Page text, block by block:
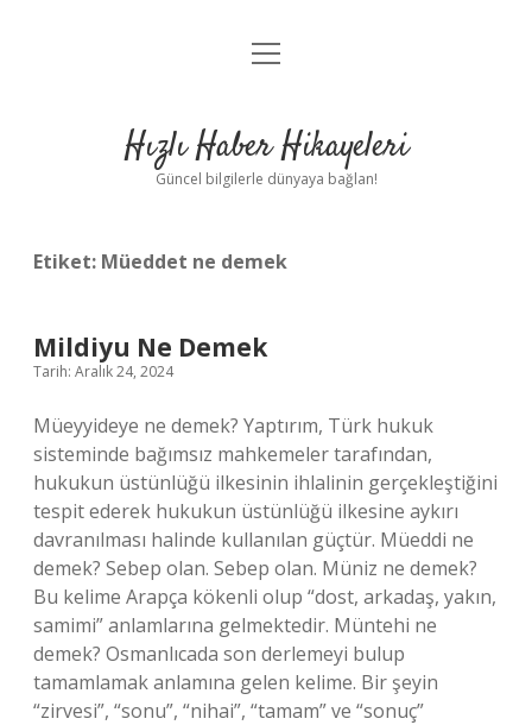
Anasayfa
Yasal Uyarı
menüyü
Hızlı Haber Hikayeleri
Güncel bilgilerle dünyaya bağlan!
Etiket: Müeddet ne demek
Mildiyu Ne Demek
Tarih: Aralık 24, 2024
Müeyyideye ne demek? Yaptırım, Türk hukuk
sisteminde bağımsız mahkemeler tarafından,
hukukun üstünlüğü ilkesinin ihlalinin gerçekleştiğini
tespit ederek hukukun üstünlüğü ilkesine aykırı
davranılması halinde kullanılan güçtür. Müeddi ne
demek? Sebep olan. Sebep olan. Müniz ne demek?
Bu kelime Arapça kökenli olup “dost, arkadaş, yakın,
samimi” anlamlarına gelmektedir. Müntehi ne
demek? Osmanlıcada son derlemeyi bulup
tamamlamak anlamına gelen kelime. Bir şeyin
“zirvesi”, “sonu”, “nihai”, “tamam” ve “sonuç”